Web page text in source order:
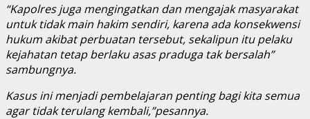
“Kapolres juga mengingatkan dan mengajak masyarakat
untuk tidak main hakim sendiri, karena ada konsekwensi
hukum akibat perbuatan tersebut, sekalipun itu pelaku
kejahatan tetap berlaku asas praduga tak bersalah”
sambungnya.
Kasus ini menjadi pembelajaran penting bagi kita semua
agar tidak terulang kembali,”pesannya.